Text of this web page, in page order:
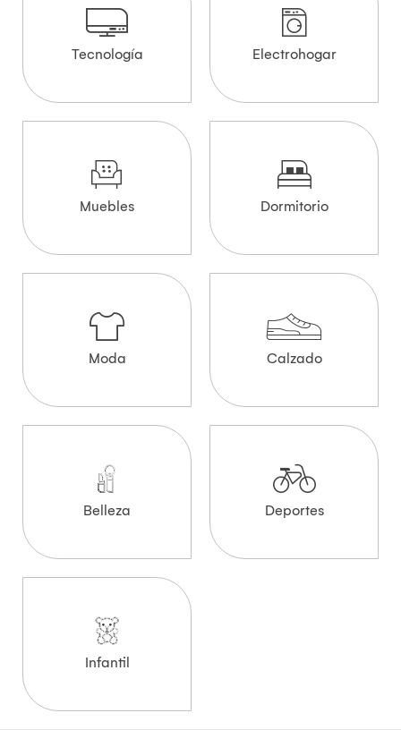
Tecnología Electrohogar
Muebles Dormitorio
Moda Calzado
Belleza Deportes
Infantil